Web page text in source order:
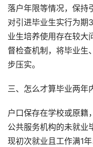
落户年限等情况，保持
对引进毕业生实行为期
业生培养使用存在较大
督检查机制，将毕业生
步压实。
三、怎么才算毕业两年
户口保存在学校或原籍
公共服务机构的未就业
现初次就业且工作满1年